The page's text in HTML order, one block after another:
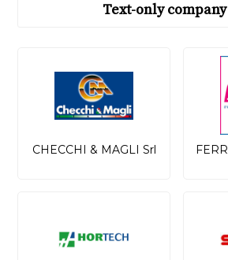
Text-only
CHECCHI & MAGLI Srl